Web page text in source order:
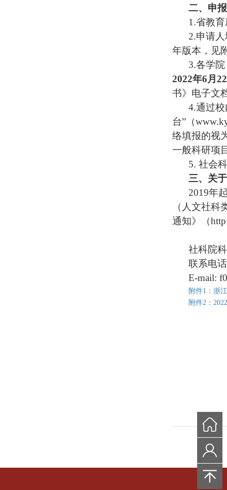
二、申
1.省教
2.申请
年版本，见
3.各学
2022年6月 22
书》电子文
4.通过
台”（
络填报的视
一般科研项
5. 社会
三、关
2019年
（人文社
通知》（
社科院
联系电
E-mail:
附件1：浙
附件2：